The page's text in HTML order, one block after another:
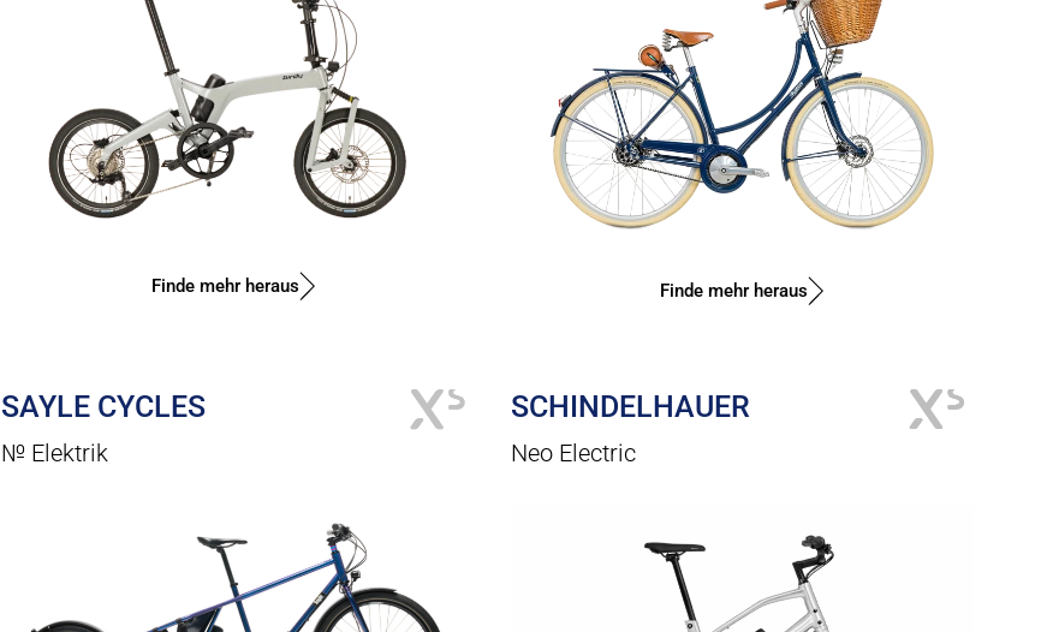
Finde mehr heraus Finde mehr heraus
SAYLE CYCLES
№ Elektrik
SCHINDELHAUER
Neo Electric